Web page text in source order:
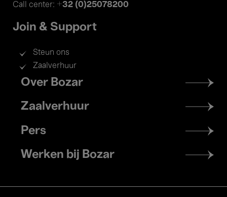
Call center: +32 (0)25078200
Join & Support
Steun ons
Zaalverhuur
Footer
menu
Over Bozar
Zaalverhuur
Pers
Werken bij Bozar